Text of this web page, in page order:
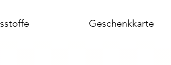
Geschenkkarte